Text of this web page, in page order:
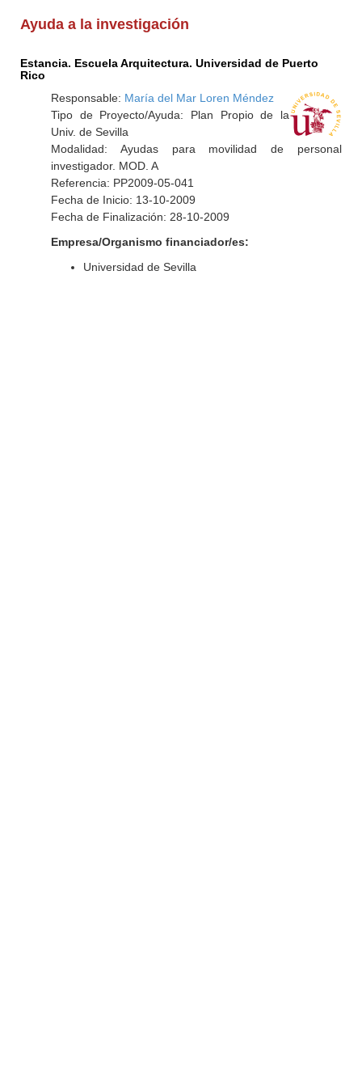
Ayuda a la investigación
Estancia. Escuela Arquitectura. Universidad de Puerto
Rico
Responsable: María del Mar Loren Méndez
Tipo de Proyecto/Ayuda: Plan Propio de la
Univ. de Sevilla
Modalidad: Ayudas para movilidad de personal
investigador. MOD. A
Referencia: PP2009-05-041
Fecha de Inicio: 13-10-2009
Fecha de Finalización: 28-10-2009
Empresa/Organismo financiador/es:
Universidad de Sevilla